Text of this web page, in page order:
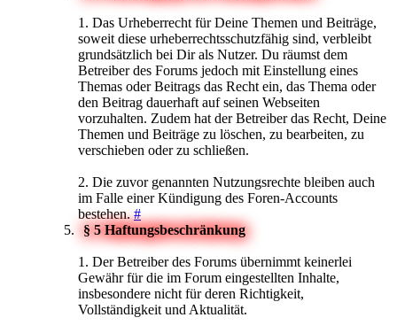
1. Das Urheberrecht für Deine Themen und Beiträge,
soweit diese urheberrechtsschutzfähig sind, verbleibt
grundsätzlich bei Dir als Nutzer. Du räumst dem
Betreiber des Forums jedoch mit Einstellung eines
Themas oder Beitrags das Recht ein, das Thema oder
den Beitrag dauerhaft auf seinen Webseiten
vorzuhalten. Zudem hat der Betreiber das Recht, Deine
Themen und Beiträge zu löschen, zu bearbeiten, zu
verschieben oder zu schließen.
2. Die zuvor genannten Nutzungsrechte bleiben auch
im Falle einer Kündigung des Foren-Accounts
bestehen.#
§ 5 Haftungsbeschränkung
1. Der Betreiber des Forums übernimmt keinerlei
Gewähr für die im Forum eingestellten Inhalte,
insbesondere nicht für deren Richtigkeit,
Vollständigkeit und Aktualität.